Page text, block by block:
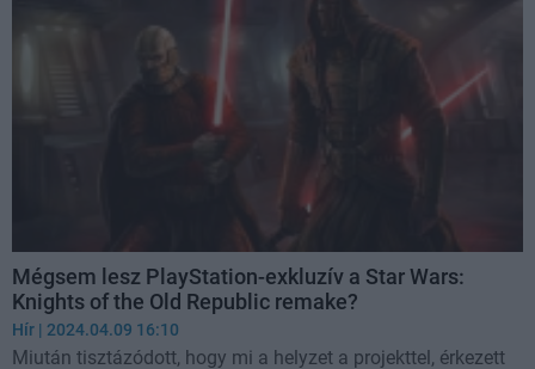
Mégsem lesz PlayStation-exkluzív a Star Wars:
Knights of the Old Republic remake?
Hír | 2024.04.09 16:10
Miután tisztázódott, hogy mi a helyzet a projekttel, érkezett